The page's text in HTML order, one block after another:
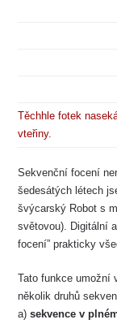
Těchhle fotek
vteřiny.
Sekvenční focení
šedesátých létech
švýcarský Robot s
světovou). Digitální
focení” prakticky
Tato funkce umožní
několik druhů
a)sekvence v